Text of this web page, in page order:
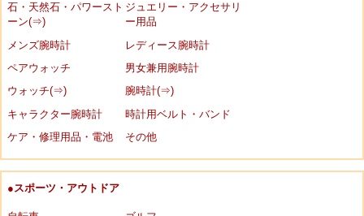
石・天然石・パワースト
ーン(⇒)
ジュエリー・アクセサリ
ー用品
メンズ腕時計
レディース腕時計
ペアウォッチ
男女兼用腕時計
ウォッチ(⇒)
腕時計(⇒)
キャラクター腕時計
時計用ベルト・バンド
ケア・修理用品・電池
その他
●スポーツ・アウトドア